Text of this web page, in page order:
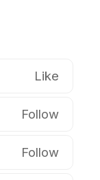
Like
Follow
Follow